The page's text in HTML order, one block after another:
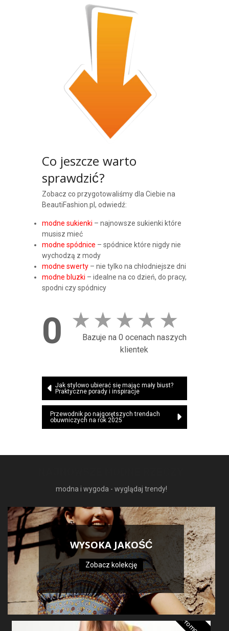
Co jeszcze warto
sprawdzić?
Zobacz co przygotowaliśmy dla Ciebie na
BeautiFashion.pl, odwiedź:
modne sukienki – najnowsze sukienki które
musisz mieć
modne spódnice – spódnice które nigdy nie
wychodzą z mody
modne swerty– nie tylko na chłodniejsze dni
modne bluzki – idealne na co dzień, do pracy,
spodni czy spódnicy
0 ★ ★ ★ ★ ★
Bazuje na 0 ocenach naszych
klientek
Nawigacja
wpisu
Jak stylowo ubierać się mając mały biust?
Praktyczne porady i inspiracje
Przewodnik po najgorętszych trendach
obuwniczych na rok 2025
modna i wygoda - wyglądaj trendy!
WYSOKA JAKOŚĆ
Zobacz kolekcję